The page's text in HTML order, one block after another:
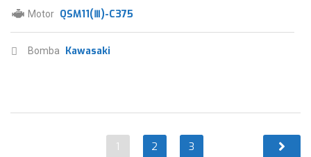
Motor QSM11(Ⅲ)-C375
Bomba Kawasaki
1 2 3